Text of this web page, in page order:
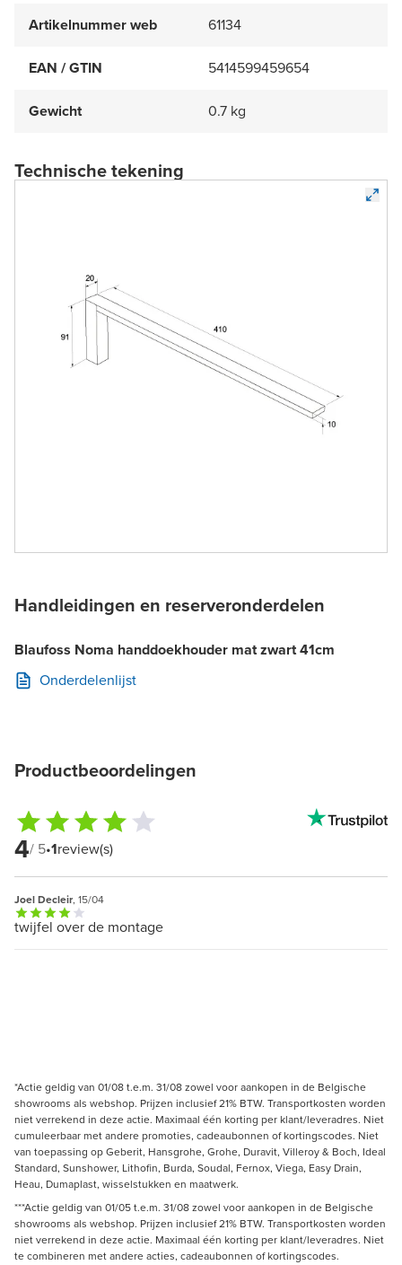
Artikelnummer web 61134
EAN / GTIN 5414599459654
Gewicht 0.7 kg
Technische tekening
Handleidingen en reserveronderdelen
Blaufoss Noma handdoekhouder mat zwart 41cm
Onderdelenlijst
Productbeoordelingen
4/ 5•1review(s)
Joel Decleir, 15/04
twijfel over de montage
*Actie geldig van 01/08 t.e.m. 31/08 zowel voor aankopen in de Belgische
showrooms als webshop. Prijzen inclusief 21% BTW. Transportkosten worden
niet verrekend in deze actie. Maximaal één korting per klant/leveradres. Niet
cumuleerbaar met andere promoties, cadeaubonnen of kortingscodes. Niet
van toepassing op Geberit, Hansgrohe, Grohe, Duravit, Villeroy & Boch, Ideal
Standard, Sunshower, Lithofin, Burda, Soudal, Fernox, Viega, Easy Drain,
Heau, Dumaplast, wisselstukken en maatwerk.
***Actie geldig van 01/05 t.e.m. 31/08 zowel voor aankopen in de Belgische
showrooms als webshop. Prijzen inclusief 21% BTW. Transportkosten worden
niet verrekend in deze actie. Maximaal één korting per klant/leveradres. Niet
te combineren met andere acties, cadeaubonnen of kortingscodes.